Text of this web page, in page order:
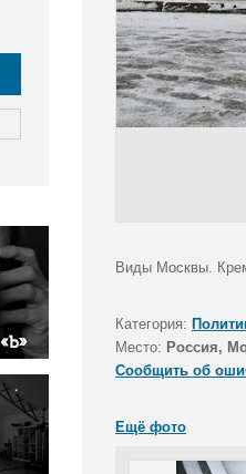
Виды Москвы.
Категория:
Место: Россия,
Сообщить об
Ещё фото